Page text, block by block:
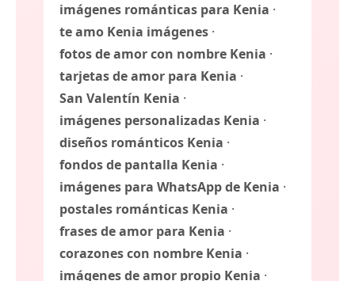
imágenes románticas para Kenia ·
te amo Kenia imágenes ·
fotos de amor con nombre Kenia ·
tarjetas de amor para Kenia ·
San Valentín Kenia ·
imágenes personalizadas Kenia ·
diseños románticos Kenia ·
fondos de pantalla Kenia ·
imágenes para WhatsApp de Kenia ·
postales románticas Kenia ·
frases de amor para Kenia ·
corazones con nombre Kenia ·
imágenes de amor propio Kenia ·